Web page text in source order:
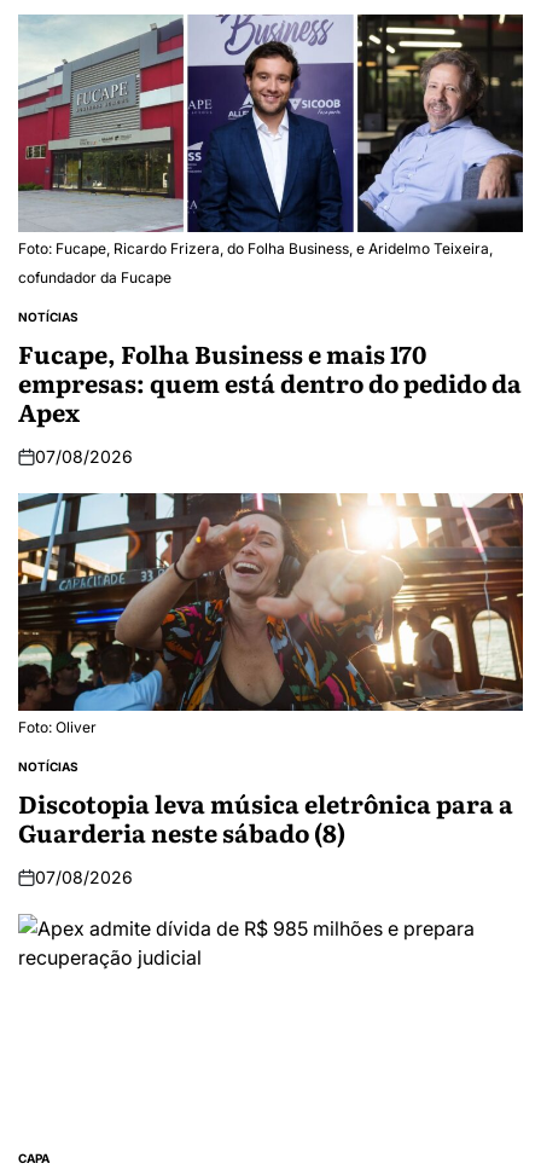
Foto: Fucape, Ricardo Frizera, do Folha Business, e Aridelmo Teixeira,
cofundador da Fucape
NOTÍCIAS
Fucape, Folha Business e mais 170
empresas: quem está dentro do pedido da
Apex
07/08/2026
Foto: Oliver
NOTÍCIAS
Discotopia leva música eletrônica para a
Guarderia neste sábado (8)
07/08/2026
CAPA